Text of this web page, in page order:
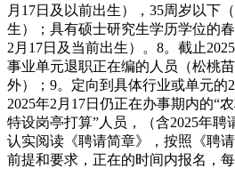
月17日及以前出生），35周岁以下
生）；具有硕士研究生学历学位的
2月17日及当前出生）。8。截止
事业单元退职正在编的人员（松桃
外）；9。定向到具体行业或单元的
2025年2月17日仍正在办事期内的“
特设岗亭打算”人员，（含2025年聘
认实阅读《聘请简章》，按照《聘
前提和要求，正在的时间内报名，